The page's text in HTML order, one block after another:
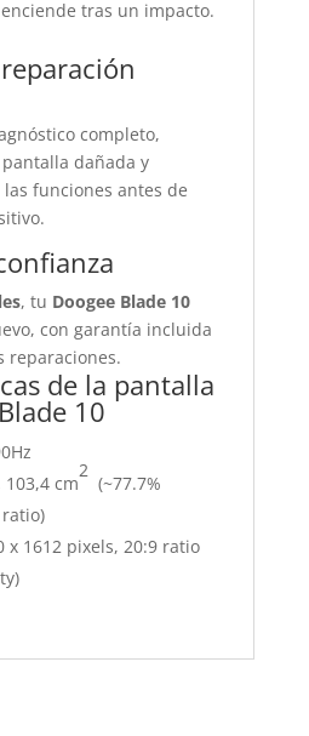
tras un impacto.
completo,
dañada y
funciones antes de
, tu Doogee Blade 10
con garantía incluida
reparaciones.
de la pantalla
10
103,4 cm
2
(~77.7%
x 1612 pixels, 20:9 ratio